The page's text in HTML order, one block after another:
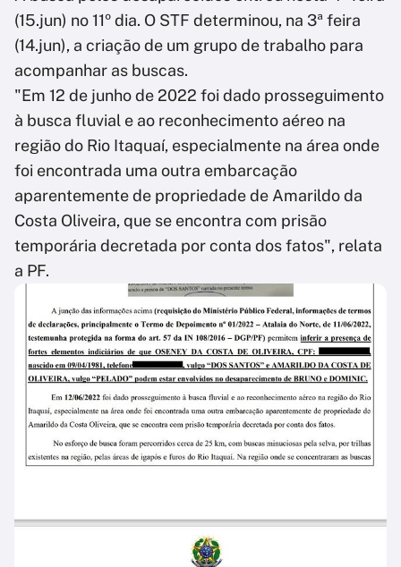
(15.jun) no 11º dia. O STF determinou, na 3ª feira
(14.jun), a criação de um grupo de trabalho para
acompanhar as buscas.
"Em 12 de junho de 2022 foi dado prosseguimento
à busca fluvial e ao reconhecimento aéreo na
região do Rio Itaquaí, especialmente na área onde
foi encontrada uma outra embarcação
aparentemente de propriedade de Amarildo da
Costa Oliveira, que se encontra com prisão
temporária decretada por conta dos fatos", relata
a PF.